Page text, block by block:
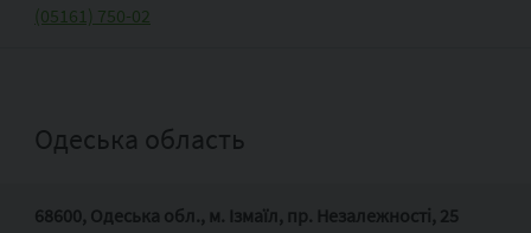
(05161) 750-02
Одеська область
68600, Одеська обл., м. Ізмаїл, пр. Незалежності, 25